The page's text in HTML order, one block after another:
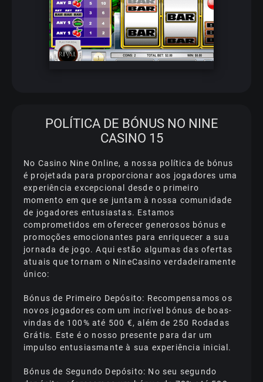
POLÍTICA DE BÓNUS NO NINE
CASINO 15
No Casino Nine Online, a nossa política de bónus
é projetada para proporcionar aos jogadores uma
experiência excepcional desde o primeiro
momento em que se juntam à nossa comunidade
de jogadores entusiastas. Estamos
comprometidos em oferecer generosos bónus e
promoções emocionantes para enriquecer a sua
jornada de jogo. Aqui estão algumas das ofertas
atuais que tornam o NineCasino verdadeiramente
único:
Bónus de Primeiro Depósito: Recompensamos os
novos jogadores com um incrível bónus de boas-
vindas de 100% até 500 €, além de 250 Rodadas
Grátis. Este é o nosso presente para dar um
impulso entusiasmante à sua experiência inicial.
Bónus de Segundo Depósito: No seu segundo